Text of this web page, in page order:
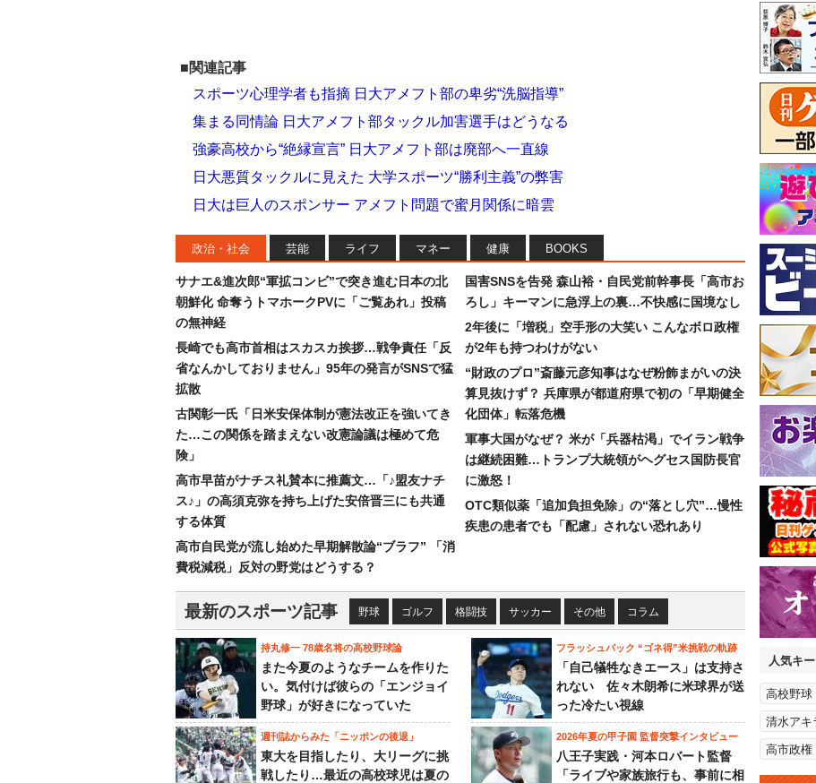
■関連記事
スポーツ心理学者も指摘 日大アメフト部の卑劣“洗脳指導”
集まる同情論 日大アメフト部タックル加害選手はどうなる
強豪高校から“絶縁宣言” 日大アメフト部は廃部へ一直線
日大悪質タックルに見えた 大学スポーツ“勝利主義”の弊害
日大は巨人のスポンサー アメフト問題で蜜月関係に暗雲
政治・社会 芸能 ライフ マネー 健康 BOOKS
サナエ&進次郎“軍拡コンビ”で突き進む日本の北
朝鮮化 命奪うトマホークPVに「ご覧あれ」投稿
の無神経
長崎でも高市首相はスカスカ挨拶…戦争責任「反
省なんかしておりません」95年の発言がSNSで猛
拡散
古関彰一氏「日米安保体制が憲法改正を強いてき
た…この関係を踏まえない改憲論議は極めて危
険」
高市早苗がナチス礼賛本に推薦文…「♪盟友ナチ
ス♪」の高須克弥を持ち上げた安倍晋三にも共通
する体質
高市自民党が流し始めた早期解散論“ブラフ” 「消
費税減税」反対の野党はどうする？
国害SNSを告発 森山裕・自民党前幹事長「高市お
ろし」キーマンに急浮上の裏…不快感に国境なし
2年後に「増税」空手形の大笑い こんなボロ政権
が2年も持つわけがない
“財政のプロ”斎藤元彦知事はなぜ粉飾まがいの決
算見抜けず？ 兵庫県が都道府県で初の「早期健全
化団体」転落危機
軍事大国がなぜ？ 米が「兵器枯渇」でイラン戦争
は継続困難…トランプ大統領がヘグセス国防長官
に激怒！
OTC類似薬「追加負担免除」の“落とし穴”…慢性
疾患の患者でも「配慮」されない恐れあり
最新のスポーツ記事 野球 ゴルフ 格闘技 サッカー その他 コラム
持丸修一 78歳名将の高校野球論
また今夏のようなチームを作りた
い。気付けば彼らの「エンジョイ
野球」が好きになっていた
フラッシュバック “ゴネ得”米挑戦の軌跡
「自己犠牲なきエース」は支持さ
れない 佐々木朗希に米球界が送
った冷たい視線
週刊誌からみた「ニッポンの後退」
東大を目指したり、大リーグに挑
戦したり…最近の高校球児は夏の
2026年夏の甲子園 監督突撃インタビュー
八王子実践・河本ロバート監督
「ライブや家族旅行も、事前に相
人気キ
高校野球
清水アキ
高市政権